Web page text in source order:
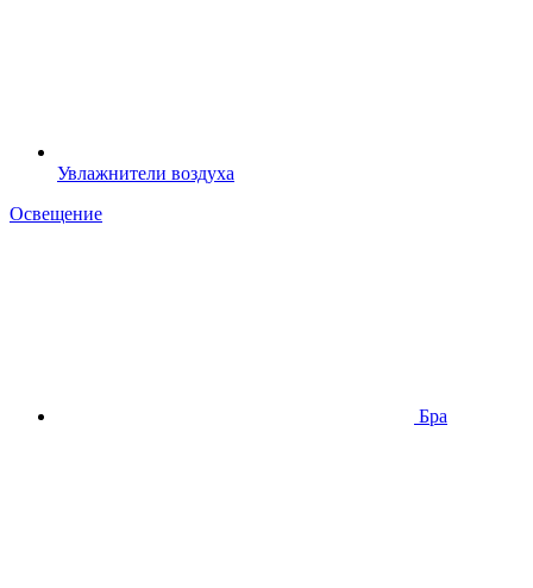
Увлажнители воздуха
Освещение
Бра